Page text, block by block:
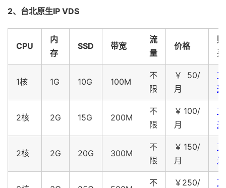
2、台北原生IP VDS
CPU
内
存
SSD 带宽
流
量
价格
购
买
1核 1G 10G 100M
不
限
￥50/
月
直
达
2核 2G 15G 200M
不
限
￥100/
月
直
达
2核 2G 20G 300M
不
限
￥150/
月
直
达
不
￥250/
直